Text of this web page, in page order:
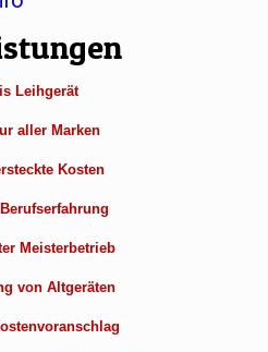
Leihgerät
aller Marken
Kosten
Meisterbetrieb
von Altgeräten